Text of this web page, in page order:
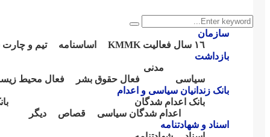
Search
for:
Search
سازمان
١٦ سال فعالیت KMMK
اساسنامە تیم و
بازداشت
سیاسی
مدنی
فعال حقوق بشر
فعال محیط
بانک زندانیان سیاسی و اعدام
بانک اعدام شدگان
اعدام شدگان سیاسی
قصاص دیگر
اسناد و شهادتنامە